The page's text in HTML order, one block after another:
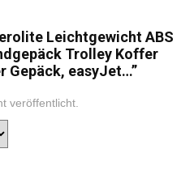
Leichtgewicht ABS
Trolley Koffer
Gepäck, easyJet…”
veröffentlicht.